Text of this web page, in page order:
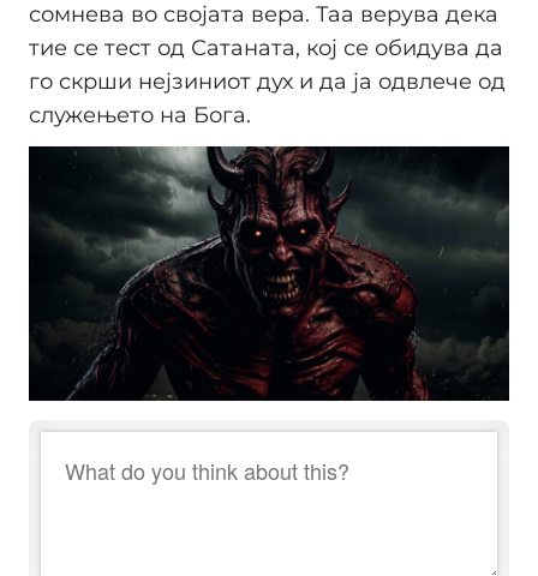
сомнева во својата вера. Таа верува дека
тие се тест од Сатаната, кој се обидува да
го скрши нејзиниот дух и да ја одвлече од
служењето на Бога.